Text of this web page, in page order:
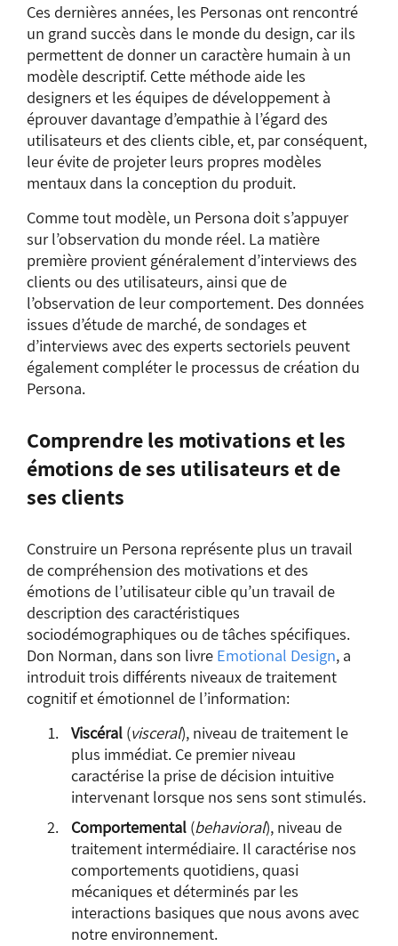
Ces dernières années, les Personas ont rencontré
un grand succès dans le monde du design, car ils
permettent de donner un caractère humain à un
modèle descriptif. Cette méthode aide les
designers et les équipes de développement à
éprouver davantage d’empathie à l’égard des
utilisateurs et des clients cible, et, par conséquent,
leur évite de projeter leurs propres modèles
mentaux dans la conception du produit.
Comme tout modèle, un Persona doit s’appuyer
sur l’observation du monde réel. La matière
première provient généralement d’interviews des
clients ou des utilisateurs, ainsi que de
l’observation de leur comportement. Des données
issues d’étude de marché, de sondages et
d’interviews avec des experts sectoriels peuvent
également compléter le processus de création du
Persona.
Comprendre les motivations et les
émotions de ses utilisateurs et de
ses clients
Construire un Persona représente plus un travail
de compréhension des motivations et des
émotions de l’utilisateur cible qu’un travail de
description des caractéristiques
sociodémographiques ou de tâches spécifiques.
Don Norman, dans son livre Emotional Design, a
introduit trois différents niveaux de traitement
cognitif et émotionnel de l’information:
Viscéral (visceral), niveau de traitement le
plus immédiat. Ce premier niveau
caractérise la prise de décision intuitive
intervenant lorsque nos sens sont stimulés.
Comportemental (behavioral), niveau de
traitement intermédiaire. Il caractérise nos
comportements quotidiens, quasi
mécaniques et déterminés par les
interactions basiques que nous avons avec
notre environnement.